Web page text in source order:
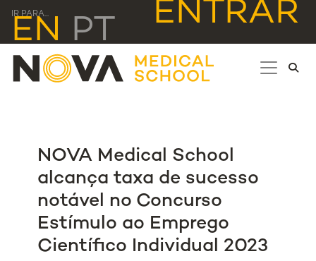
IR PARA... ENTRAR
EN PT
NOVA Medical School
alcança taxa de sucesso
notável no Concurso
Estímulo ao Emprego
Científico Individual 2023